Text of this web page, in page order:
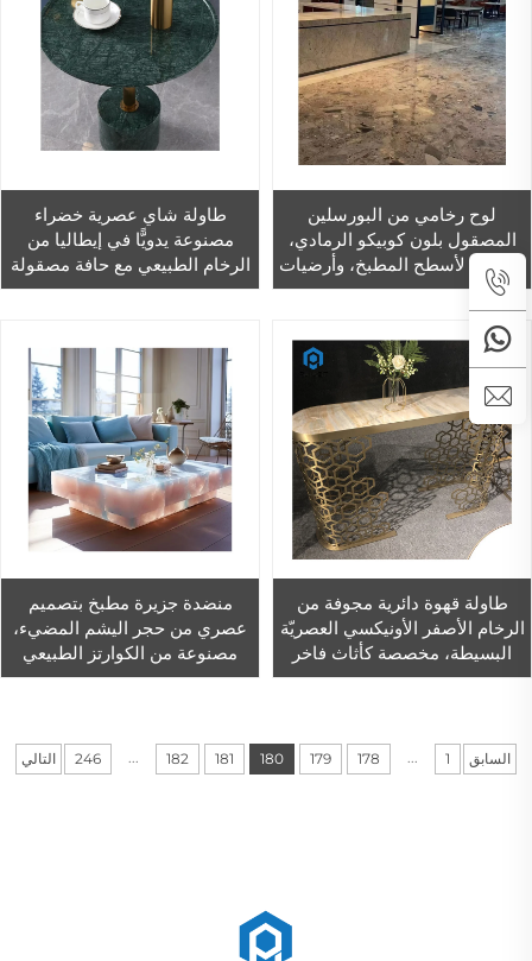
لوح رخامي من البورسلين
المصقول بلون كوبيكو الرمادي،
مناسب لأسطح المطبخ، وأرضيات
وجدران المناطق الداخلية، تصميم
على شكل رخام أبيض، سعر
مناسب.
طاولة شاي عصرية خضراء
مصنوعة يدويًّا في إيطاليا من
الرخام الطبيعي مع حافة مصقولة
على شكل «بول نوز»، لسطح
كبار السن
طاولة قهوة دائرية مجوفة من
الرخام الأصفر الأونيكسي العصريّة
البسيطة، مخصصة كأثاث فاخر
للمنزل، وقابلة للتمديد، مع هيكل
منضدة جزيرة مطبخ بتصميم
عصري من حجر اليشم المضيء،
مصنوعة من الكوارتز الطبيعي
والاصطناعي ذي السطح
السابق 1
...
178
179
180
181
182
...
246 التالي